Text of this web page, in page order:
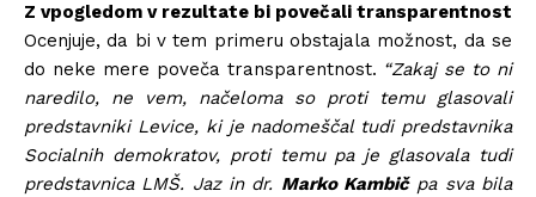
Z vpogledom v rezultate bi povečali transparentnost
Ocenjuje, da bi v tem primeru obstajala možnost, da se
do neke mere poveča transparentnost. “Zakaj se to ni
naredilo, ne vem, načeloma so proti temu glasovali
predstavniki Levice, ki je nadomeščal tudi predstavnika
Socialnih demokratov, proti temu pa je glasovala tudi
predstavnica LMŠ. Jaz in dr. Marko Kambičpa sva bila